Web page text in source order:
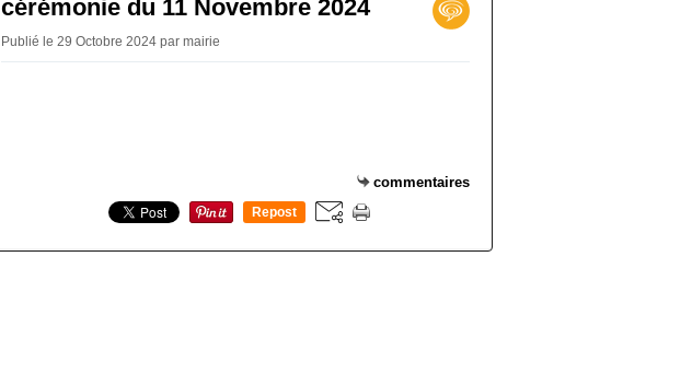
cérémonie du 11 Novembre 2024
Publié le 29 Octobre 2024 par mairie
commentaires
Repost